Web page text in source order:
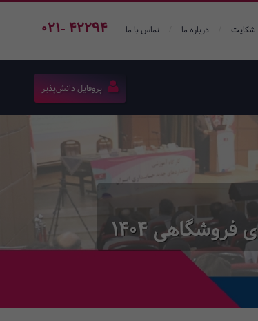
021- 42294 شکایت درباره ما تماس با ما
پروفایل دانش‌پذیر
1404